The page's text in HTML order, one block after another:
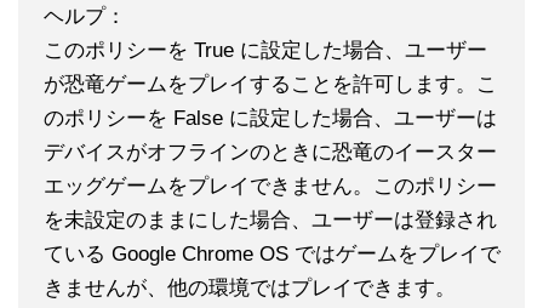
ヘルプ：
このポリシーを True に設定した場合、ユーザー
が恐竜ゲームをプレイすることを許可します。こ
のポリシーを False に設定した場合、ユーザーは
デバイスがオフラインのときに恐竜のイースター
エッグゲームをプレイできません。このポリシー
を未設定のままにした場合、ユーザーは登録され
ている Google Chrome OS ではゲームをプレイで
きませんが、他の環境ではプレイできます。